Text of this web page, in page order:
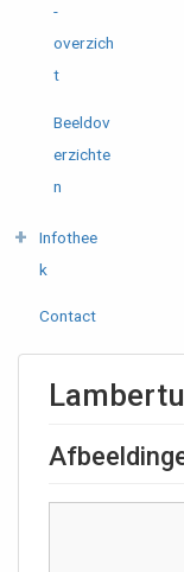
-
overzich
t
Beeldov
erzichte
n
Infothee
k
Contact